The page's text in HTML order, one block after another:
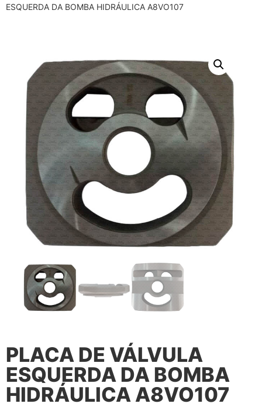
ESQUERDA DA BOMBA HIDRÁULICA A8VO107
PLACA DE VÁLVULA
ESQUERDA DA BOMBA
HIDRÁULICA A8VO107